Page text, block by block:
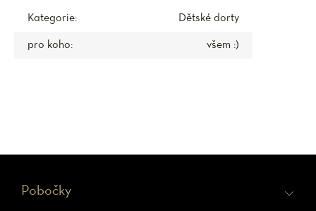
Kategorie: Dětské dorty
pro koho: všem :)
Pobočky